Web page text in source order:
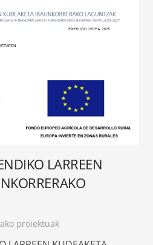
LARREEN
proiektuak